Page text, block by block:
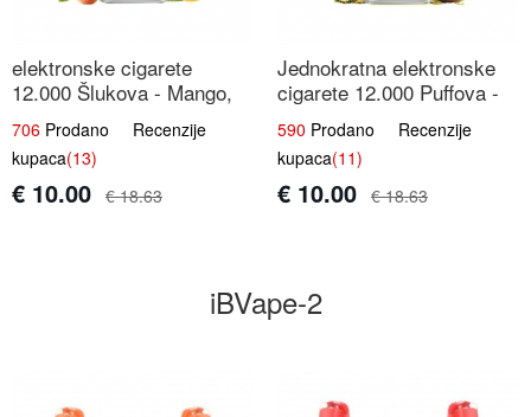
elektronske cigarete
12.000 Šlukova - Mango,
Ananas, Breskva | Tropska
Voćna Mješavina
706 Prodano Recenzije
kupaca(13)
€ 10.00 € 18.63
Jednokratna elektronske
cigarete 12.000 Puffova -
Ananas i Kokos Sladoled |
Tropski Desert
590 Prodano Recenzije
kupaca(11)
€ 10.00 € 18.63
iBVape-2